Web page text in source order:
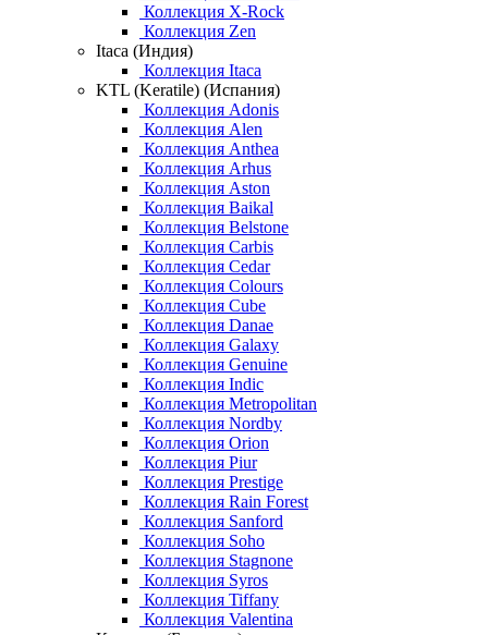
Коллекция X-Rock
Коллекция Zen
Itaca (Индия)
Коллекция Itaca
KTL (Keratile) (Испания)
Коллекция Adonis
Коллекция Alen
Коллекция Anthea
Коллекция Arhus
Коллекция Aston
Коллекция Baikal
Коллекция Belstone
Коллекция Carbis
Коллекция Cedar
Коллекция Colours
Коллекция Cube
Коллекция Danae
Коллекция Galaxy
Коллекция Genuine
Коллекция Indic
Коллекция Metropolitan
Коллекция Nordby
Коллекция Orion
Коллекция Piur
Коллекция Prestige
Коллекция Rain Forest
Коллекция Sanford
Коллекция Soho
Коллекция Stagnone
Коллекция Syros
Коллекция Tiffany
Коллекция Valentina